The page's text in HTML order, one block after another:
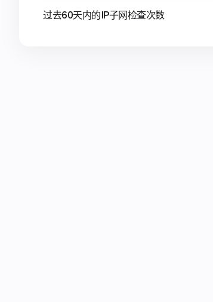
过去60天内的IP子网检查次数